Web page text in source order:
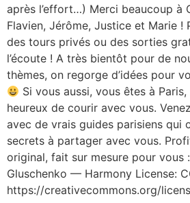
après l’effort…) Merci beaucoup à
Flavien, Jérôme, Justice et Marie !
des tours privés ou des sorties
l’écoute ! A très bientôt pour de
thèmes, on regorge d’idées pour
Si vous aussi, vous êtes à
heureux de courir avec vous.
avec de vrais guides parisiens qui
secrets à partager avec vous.
original, fait sur mesure pour
Gluschenko — Harmony License:
https://creativecommons.org/